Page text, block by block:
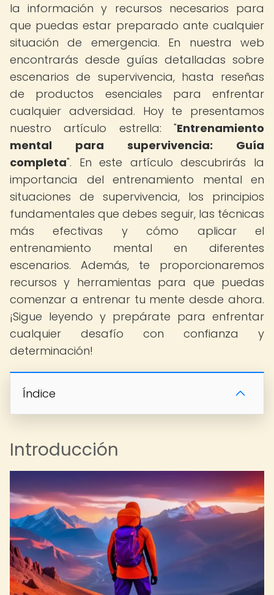
la información y recursos necesarios para
que puedas estar preparado ante cualquier
situación de emergencia. En nuestra web
encontrarás desde guías detalladas sobre
escenarios de supervivencia, hasta reseñas
de productos esenciales para enfrentar
cualquier adversidad. Hoy te presentamos
nuestro artículo estrella: "Entrenamiento
mental para supervivencia: Guía
completa". En este artículo descubrirás la
importancia del entrenamiento mental en
situaciones de supervivencia, los principios
fundamentales que debes seguir, las técnicas
más efectivas y cómo aplicar el
entrenamiento mental en diferentes
escenarios. Además, te proporcionaremos
recursos y herramientas para que puedas
comenzar a entrenar tu mente desde ahora.
¡Sigue leyendo y prepárate para enfrentar
cualquier desafío con confianza y
determinación!
Índice
Introducción